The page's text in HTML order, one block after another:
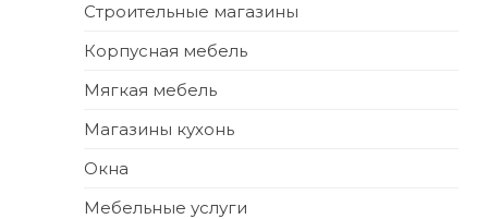
Строительные магазины
Корпусная мебель
Мягкая мебель
Магазины кухонь
Окна
Мебельные услуги